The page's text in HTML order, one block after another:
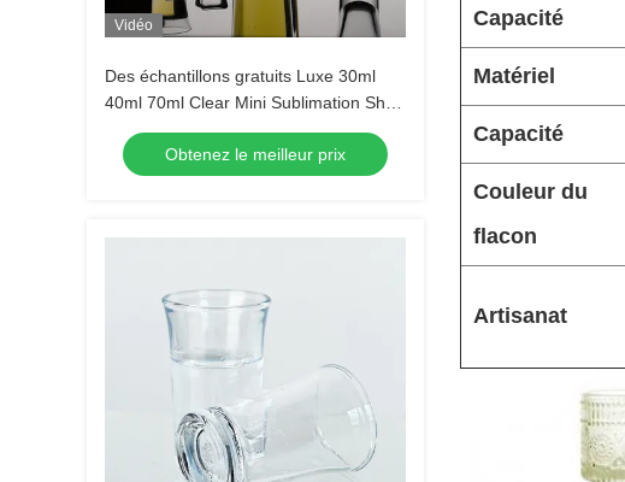
Vidéo
Des échantillons gratuits Luxe 30ml
40ml 70ml Clear Mini Sublimation Shot
Glass Tequila Shot Glasses Espresso
Shot GlassObtenez le meilleur prix
Capacité
Matériel
Capacité
Couleur du
flacon
Artisanat